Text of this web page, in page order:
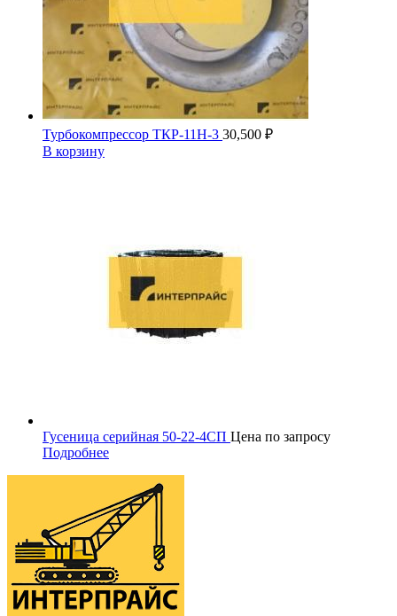
Турбокомпрессор ТКР-11Н-3 30,500 ₽
В корзину
Гусеница серийная 50-22-4СП Цена по запросу
Подробнее